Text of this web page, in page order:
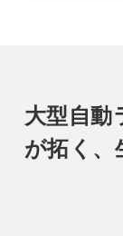
大型自動
が拓く、